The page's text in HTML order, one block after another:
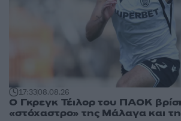
17:3308.08.26
Ο Γκρεγκ Τέιλορ του ΠΑΟΚ
«στόχαστρο» της Μάλαγα και